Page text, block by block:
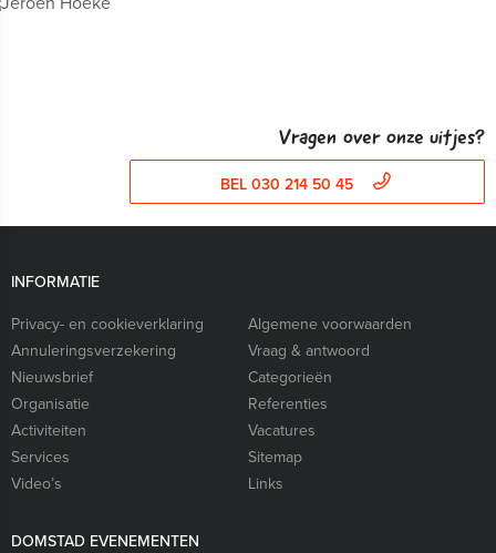
Vragen over onze uitjes?
BEL 030 214 50 45
INFORMATIE
Privacy- en cookieverklaring
Algemene voorwaarden
Annuleringsverzekering
Vraag & antwoord
Nieuwsbrief
Categorieën
Organisatie
Referenties
Activiteiten
Vacatures
Services
Sitemap
Video’s
Links
DOMSTAD EVENEMENTEN